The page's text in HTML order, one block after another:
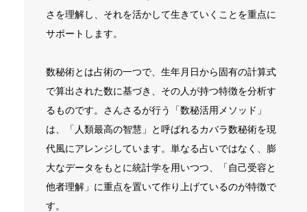
さを理解し、それを活かして生きていくことを重点に
サポートします。
数秘術とは占術の一つで、生年月日から固有の計算式
で算出された数に基づき、その人が持つ特徴を分析す
るものです。さんさるが行う「数秘活用メソッド」
は、「人類最高の智慧」と呼ばれるカバラ数秘術を現
代風にアレンジしています。単なる占いではなく、膨
大なデータをもとに統計学を用いつつ、「自己受容と
他者理解」に重点を置いて作り上げているのが特徴で
す。